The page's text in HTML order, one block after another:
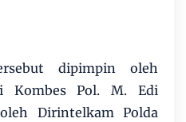
dipimpin oleh
Kombes Pol. M. Edi
Dirintelkam Polda